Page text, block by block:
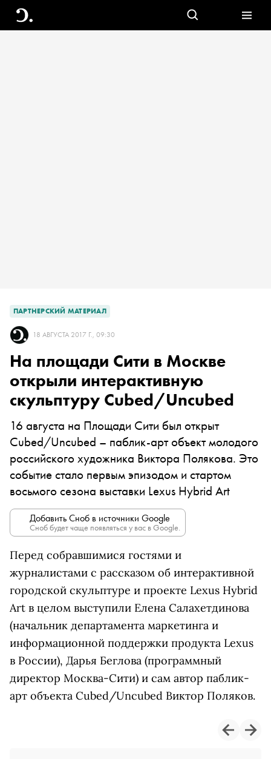
ПАРТНЕРСКИЙ МАТЕРИАЛ
18 АВГУСТА 2017 Г., 09:30
На площади Сити в Москве
открыли интерактивную
скульптуру Cubed/Uncubed
16 августа на Площади Сити был открыт
Cubed/Uncubed – паблик-арт объект молодого
российского художника Виктора Полякова. Это
событие стало первым эпизодом и стартом
восьмого сезона выставки Lexus Hybrid Art
Добавить Сноб в источники Google
Сноб будет чаще появляться у вас в Google.
Перед собравшимися гостями и
журналистами с рассказом об интерактивной
городской скульптуре и проекте Lexus Hybrid
Art в целом выступили Елена Салахетдинова
(начальник департамента маркетинга и
информационной поддержки продукта Lexus
в России), Дарья Беглова (программный
директор Москва-Сити) и сам автор паблик-
арт объекта Cubed/Uncubed Виктор Поляков.